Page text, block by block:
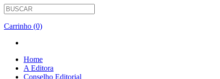
Carrinho (0)
Home
A Editora
Conselho Editorial